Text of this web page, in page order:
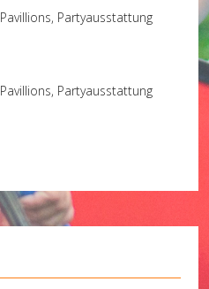
Partyausstattung
Partyausstattung